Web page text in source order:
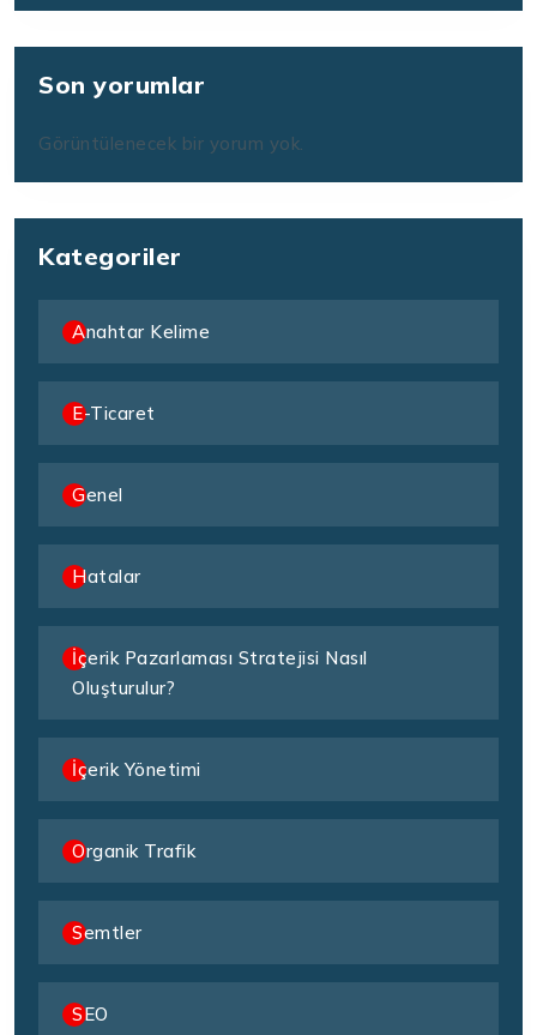
Son yorumlar
Görüntülenecek bir yorum yok.
Kategoriler
Anahtar Kelime
E-Ticaret
Genel
Hatalar
İçerik Pazarlaması Stratejisi Nasıl
Oluşturulur?
İçerik Yönetimi
Organik Trafik
Semtler
SEO